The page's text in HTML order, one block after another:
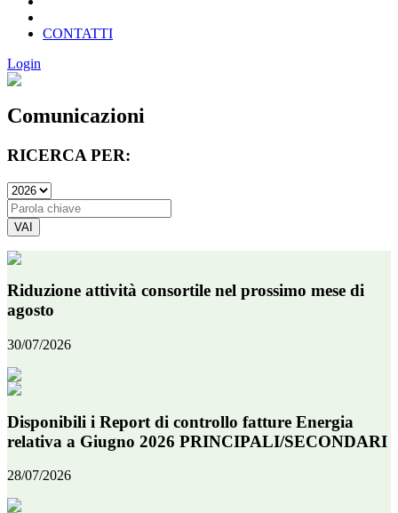
CONTATTI
Login
Comunicazioni
RICERCA PER:
VAI
Riduzione attività consortile nel prossimo mese di
agosto
30/07/2026
Disponibili i Report di controllo fatture Energia
relativa a Giugno 2026 PRINCIPALI/SECONDARI
28/07/2026